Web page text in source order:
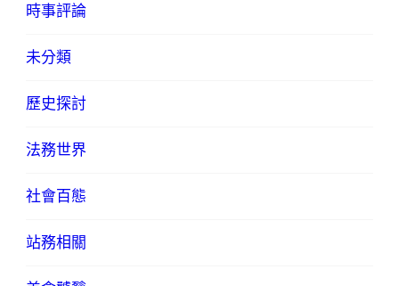
時事評論
未分類
歷史探討
法務世界
社會百態
站務相關